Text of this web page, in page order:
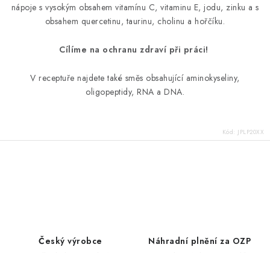
nápoje s vysokým obsahem vitamínu C, vitaminu E, jodu, zinku a s
obsahem quercetinu, taurinu, cholinu a hořčíku.
Cílíme na ochranu zdraví při práci!
V receptuře najdete také směs obsahující aminokyseliny,
oligopeptidy, RNA a DNA.
Kód: JPLP20XX
Český výrobce Náhradní plnění za OZP